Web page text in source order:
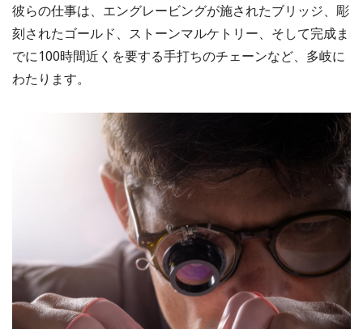
彼らの仕事は、エングレービングが施されたブリッジ、彫
刻されたゴールド、ストーンマルケトリー、そして完成ま
でに100時間近くを要する手打ちのチェーンなど、多岐に
わたります。